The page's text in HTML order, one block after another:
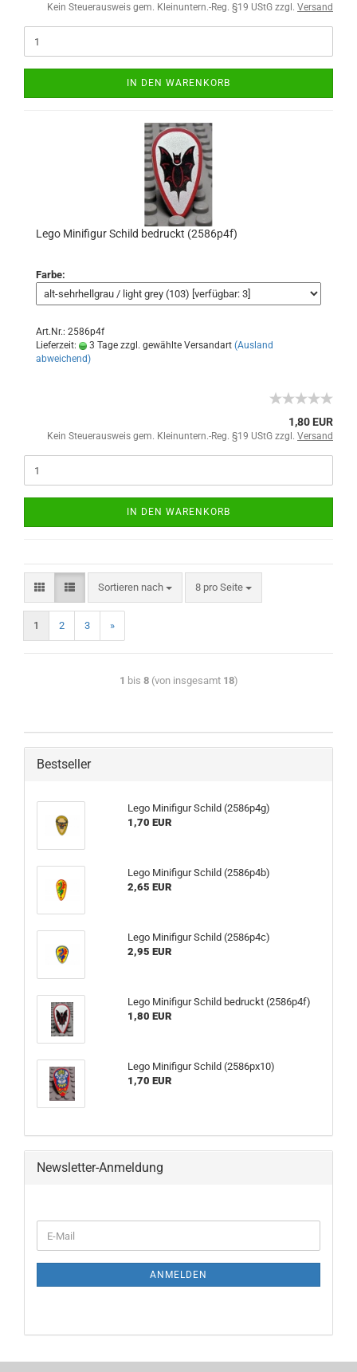
Kein Steuerausweis gem. Kleinuntern.-Reg. §19 UStG zzgl. Versand
IN DEN WARENKORB
Lego Minifigur Schild bedruckt (2586p4f)
Farbe:
Art.Nr.: 2586p4f
Lieferzeit:
3 Tage zzgl. gewählte Versandart (Ausland
abweichend)
1,80 EUR
Kein Steuerausweis gem. Kleinuntern.-Reg. §19 UStG zzgl. Versand
IN DEN WARENKORB
Sortieren nach 8 pro Seite
1 2 3 »
1 bis 8(von insgesamt 18)
Bestseller
Lego Minifigur Schild (2586p4g)
1,70 EUR
Lego Minifigur Schild (2586p4b)
2,65 EUR
Lego Minifigur Schild (2586p4c)
2,95 EUR
Lego Minifigur Schild bedruckt (2586p4f)
1,80 EUR
Lego Minifigur Schild (2586px10)
1,70 EUR
Newsletter-Anmeldung
ANMELDEN